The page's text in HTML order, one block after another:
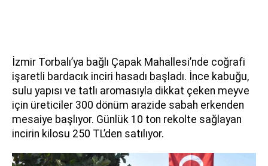
İzmir Torbalı’ya bağlı Çapak Mahallesi’nde coğrafi
işaretli bardacık inciri hasadı başladı. İnce kabuğu,
sulu yapısı ve tatlı aromasıyla dikkat çeken meyve
için üreticiler 300 dönüm arazide sabah erkenden
mesaiye başlıyor. Günlük 10 ton rekolte sağlayan
incirin kilosu 250 TL’den satılıyor.